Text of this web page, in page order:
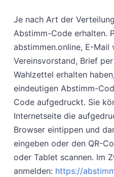
Je nach Art der
Abstimm-Code erhalten.
abstimmen.online, E-Mail
Vereinsvorstand, Brief
Wahlzettel erhalten
eindeutigen Abstimm-
Code aufgedruckt. Sie
Internetseite die
Browser eintippen und
eingeben oder den QR-
oder Tablet scannen. Im
anmelden: https://